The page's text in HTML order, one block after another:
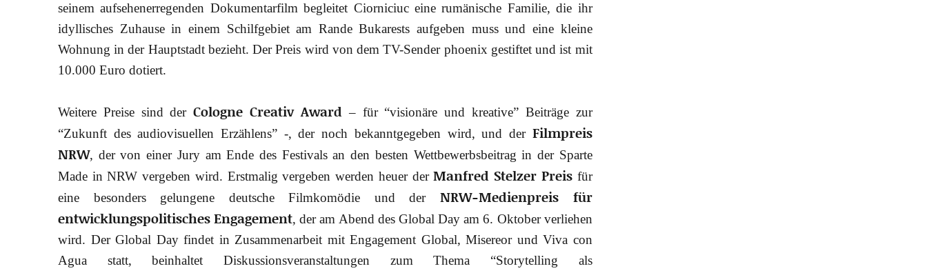
seinem aufsehenerregenden Dokumentarfilm begleitet Ciorniciuc eine rumänische Familie, die ihr
idyllisches Zuhause in einem Schilfgebiet am Rande Bukarests aufgeben muss und eine kleine
Wohnung in der Hauptstadt bezieht. Der Preis wird von dem TV-Sender phoenix gestiftet und ist mit
10.000 Euro dotiert.
Weitere Preise sind derCologne Creativ Award – für “visionäre und kreative” Beiträge zur
“Zukunft des audiovisuellen Erzählens” -, der noch bekanntgegeben wird, und der Filmpreis
NRW, der von einer Jury am Ende des Festivals an den besten Wettbewerbsbeitrag in der Sparte
Made in NRW vergeben wird. Erstmalig vergeben werden heuer derManfred Stelzer Preisfür
eine besonders gelungene deutsche Filmkomödie und derNRW-Medienpreis für
entwicklungspolitisches Engagement, der am Abend des Global Day am 6. Oktober verliehen
wird. Der Global Day findet in Zusammenarbeit mit Engagement Global, Misereor und Viva con
Agua statt, beinhaltet Diskussionsveranstaltungen zum Thema “Storytelling als